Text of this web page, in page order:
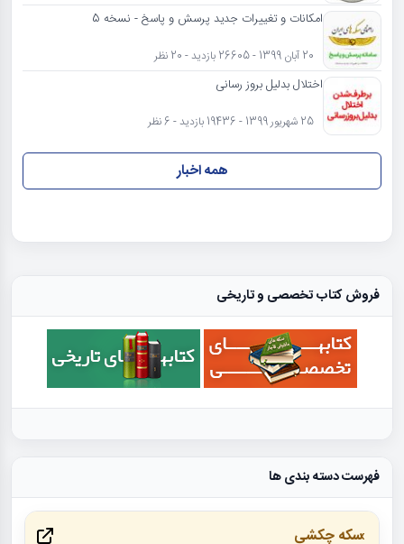
امکانات و تغییرات جدید پرسش و پاسخ - نسخه 5
20 آبان 1399 - 26605 بازدید - 20 نظر
اختلال بدلیل بروز رسانی
25 شهریور 1399 - 19436 بازدید - 6 نظر
همه اخبار
فروش کتاب تخصصی و تاریخی
فهرست دسته بندی ها
سکه چکشی